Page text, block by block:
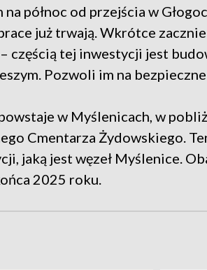
na północ od przejścia w
już trwają. Wkrótce
częścią tej inwestycji jest
Pozwoli im na
w Myślenicach, w
Cmentarza Żydowskiego.
jaką jest węzeł Myślenice.
2025 roku.